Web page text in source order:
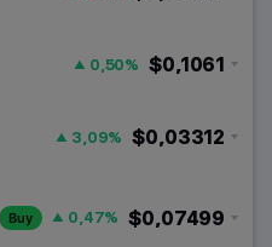
$0,1061
0,50%
$0,03312
3,09%
Buy $0,07499
0,47%